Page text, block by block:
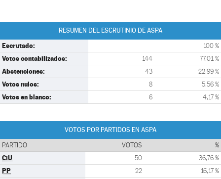
RESUMEN DEL ESCRUTINIO DE ASPA
Escrutado: 100 %
Votos contabilizados: 144 77,01 %
Abstenciones: 43 22,99 %
Votos nulos: 8 5,56 %
Votos en blanco: 6 4,17 %
VOTOS POR PARTIDOS EN ASPA
PARTIDO VOTOS %
CiU 50 36,76 %
PP 22 16,17 %